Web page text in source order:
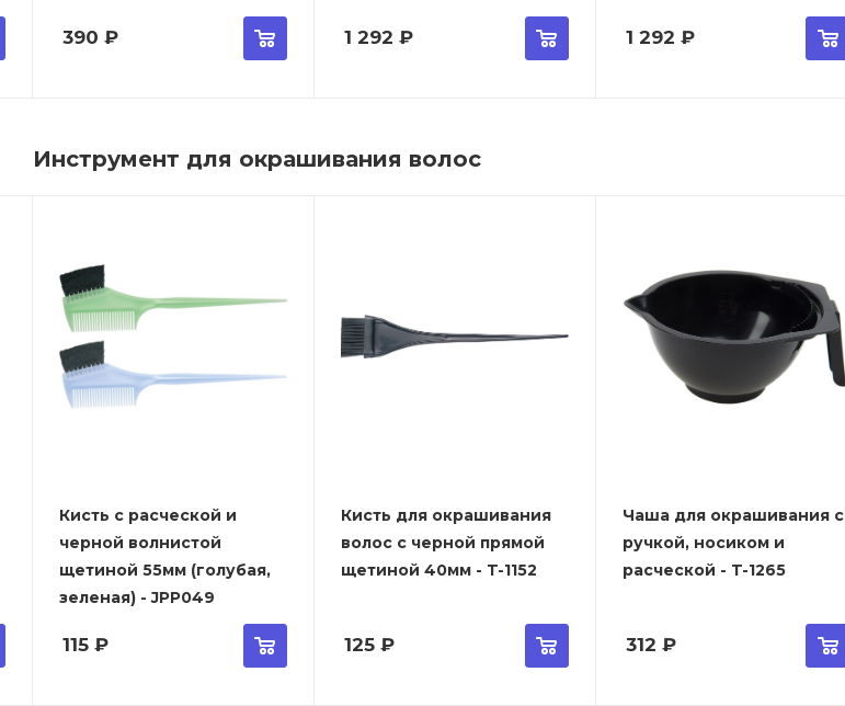
390 ₽ 1 292 ₽ 1 292 ₽
Инструмент для окрашивания волос
Кисть с расческой и
черной волнистой
щетиной 55мм (голубая,
зеленая) - JPP049
115₽
Кисть для окрашивания
волос с черной прямой
щетиной 40мм - T-1152
125₽
Чаша для окрашивания с
ручкой, носиком и
расческой - T-1265
312 ₽